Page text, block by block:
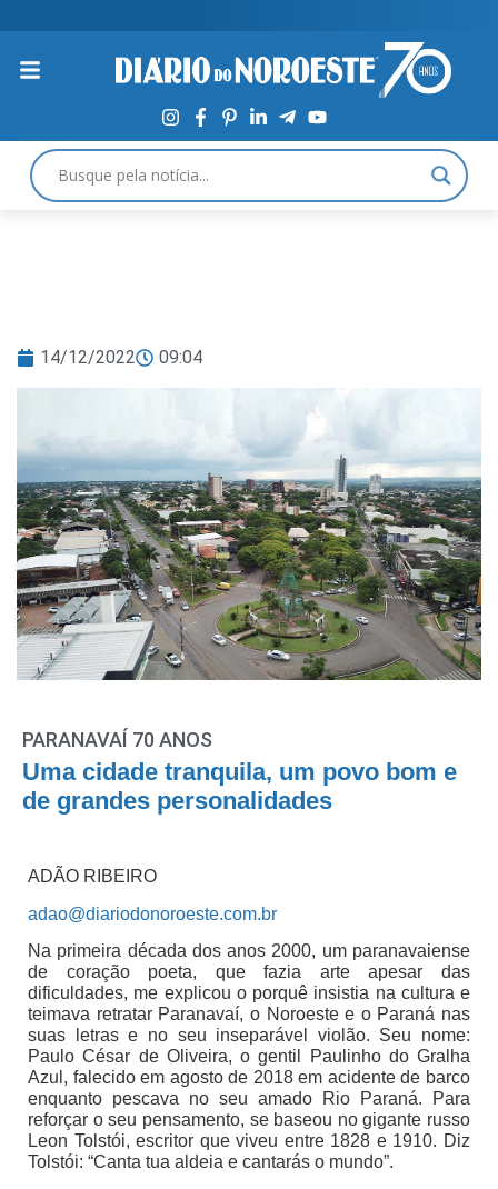
14/12/2022 09:04
PARANAVAÍ 70 ANOS
Uma cidade tranquila, um povo bom e
de grandes personalidades
ADÃO RIBEIRO
adao@diariodonoroeste.com.br
Na primeira década dos anos 2000, um paranavaiense
de coração poeta, que fazia arte apesar das
dificuldades, me explicou o porquê insistia na cultura e
teimava retratar Paranavaí, o Noroeste e o Paraná nas
suas letras e no seu inseparável violão. Seu nome:
Paulo César de Oliveira, o gentil Paulinho do Gralha
Azul, falecido em agosto de 2018 em acidente de barco
enquanto pescava no seu amado Rio Paraná. Para
reforçar o seu pensamento, se baseou no gigante russo
Leon Tolstói, escritor que viveu entre 1828 e 1910. Diz
Tolstói: “Canta tua aldeia e cantarás o mundo”.